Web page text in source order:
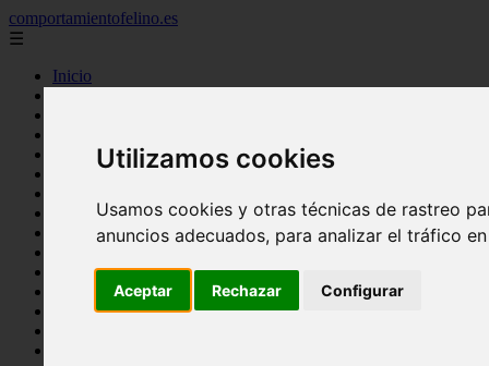
Utilizamos cookies
Usamos cookies y otras técnicas de rastreo
anuncios adecuados, para analizar el tráfico
Aceptar Rechazar Configurar
comportamientofelino.es
☰
Inicio
protagonistas
actualidad
acuariofilia
articulos
nombres para gatos
novedades
tablon de anuncios